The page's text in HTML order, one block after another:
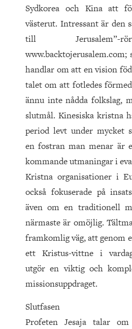
Sydkorea och Kina att
västerut. Intressant är den
till Jerusalem”-
www.backtojerusalem.com;
handlar om att en vision
talet om att fotledes
ännu inte nådda folkslag,
slutmål. Kinesiska kristna
period levt under mycket
en fostran man menar är
kommande utmaningar i
Kristna organisationer i
också fokuserade på
även om en traditionell
närmaste är omöjlig.
framkomlig väg, att genom
ett Kristus-vittne i
utgör en viktig och
missionsuppdraget.
Slutfasen
Profeten Jesaja talar